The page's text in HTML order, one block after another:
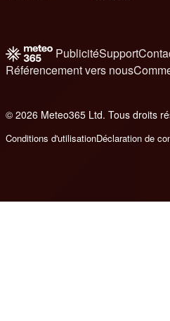
PublicitéSupport
Référencement vers nous
© 2026 Meteo365 Ltd. Tous droits
Conditions d'utilisationDéclaration de